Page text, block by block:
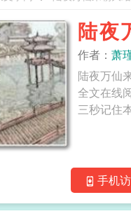
陆夜
作者： 萧
陆夜万仙
全文在线
手机